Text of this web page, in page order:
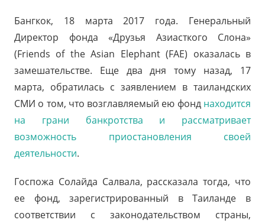
Бангкок, 18 марта 2017 года. Генеральный
Директор фонда «Друзья Азиасткого Слона»
(Friends of the Asian Elephant (FAE) оказалась в
замешательстве. Еще два дня тому назад, 17
марта, обратилась с заявлением в таиландских
СМИ о том, что возглавляемый ею фонд находится
на грани банкротства и рассматривает
возможность приостановления своей
деятельности.
Госпожа Солайда Салвала, рассказала тогда, что
ее фонд, зарегистрированный в Таиланде в
соответствии с законодательством страны,